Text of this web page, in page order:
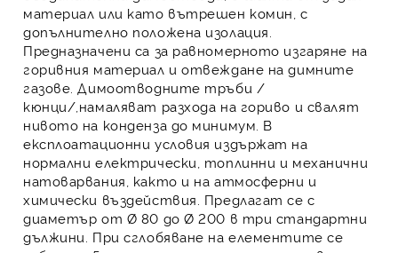
материал или като вътрешен комин, с
допълнително положена изолация.
Предназначени са за равномерното изгаряне на
горивния материал и отвеждане на димните
газове. Димоотводните тръби /
кюнци/,намаляват разхода на гориво и свалят
нивото на конденза до минимум. В
експлоатационни условия издържат на
нормални електрически, топлинни и механични
натоварвания, както и на атмосферни и
химически въздействия. Предлагат се с
диаметър от Ø 80 до Ø 200 в три стандартни
дължини. При сглобяване на елементите се